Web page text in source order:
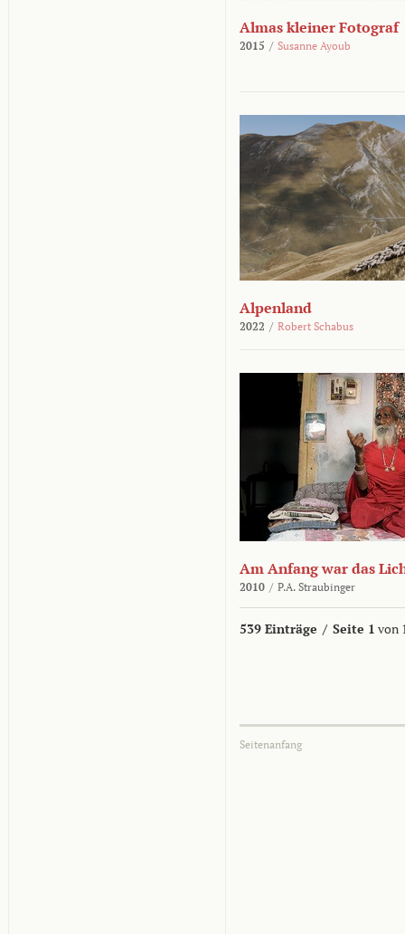
Almas kleiner Fotograf
2015 / Susanne Ayoub
Alpenland
2022 / Robert Schabus
Am Anfang war das
2010 / P.A. Straubinger
539 Einträge / Seite 1 von
Seitenanfang